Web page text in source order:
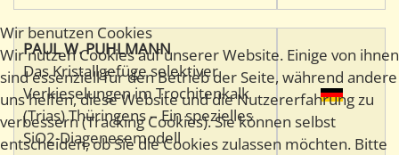
PAUL W. PUHLMANN
Das Kristallgefüge selektiver
Verkieselungen im Trochitenkalk
(Trias) Thüringens – Ein spezielles
SiO2-Diagenesemodell
Wir benutzen Cookies
Wir nutzen Cookies auf unserer Website. Einige von ihnen
sind essenziell für den Betrieb der Seite, während andere
uns helfen, diese Website und die Nutzererfahrung zu
verbessern (Tracking Cookies). Sie können selbst
entscheiden, ob Sie die Cookies zulassen möchten. Bitte